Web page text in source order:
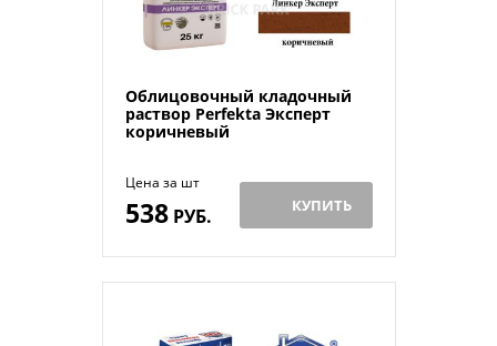
Облицовочный кладочный
раствор Perfekta Эксперт
коричневый
Цена за шт
538РУБ. КУПИТЬ